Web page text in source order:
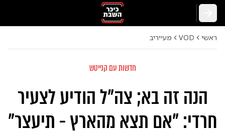
ראשי VOD מעייריב
חדשות עם קנייטש
הנה זה בא; צה"ל הודיע לצעיר
חרדי: "אם תצא מהארץ - תיעצר"